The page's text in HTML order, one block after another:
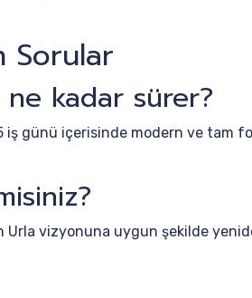
Sorular
ne kadar sürer?
iş günü içerisinde modern ve tam
vizyonuna uygun şekilde